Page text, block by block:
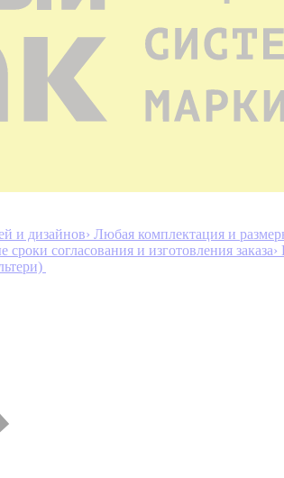
и дизайнов› Любая комплектация и
согласования и изготовления заказа›